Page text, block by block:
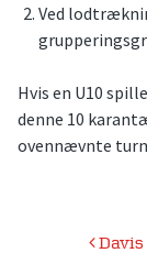
Ved
Hvis en U10
denne 10
ovennævnte
Davis